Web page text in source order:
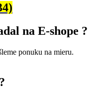
na E-shope ?
ponuku na mieru.